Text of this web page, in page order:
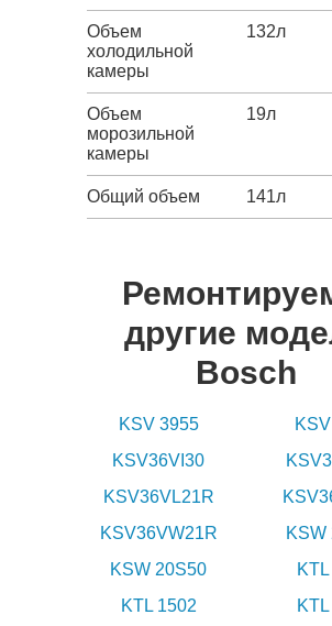
Объем
холодильной
камеры
132л
Объем
морозильной
камеры
19л
Общий объем 141л
другие
Bosch
KSV 3955
KSV36VI30
KSV36VL21R
KSV36VW21R
KSW
KSW 20S50
KTL 1502